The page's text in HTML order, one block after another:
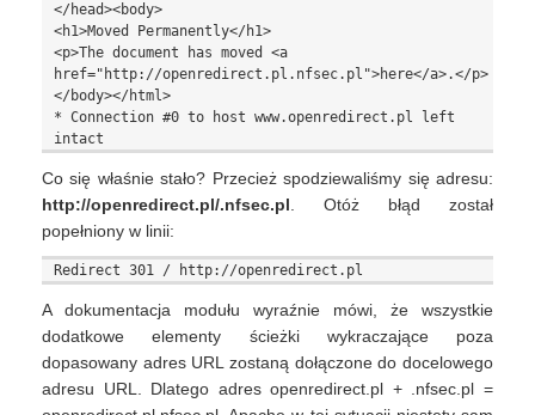
</head><body>
<h1>Moved Permanently</h1>
<p>The document has moved <a
href="http://openredirect.pl.nfsec.pl">here</a>.</p>
</body></html>
* Connection #0 to host www.openredirect.pl left
Co się właśnie stało? Przecież spodziewaliśmy się adresu:
http://openredirect.pl/.nfsec.pl . Otóż błąd został
popełniony w linii:
A dokumentacja modułu wyraźnie mówi, że wszystkie
dodatkowe elementy ścieżki wykraczające poza
dopasowany adres URL zostaną dołączone do docelowego
adresu URL. Dlatego adres openredirect.pl + .nfsec.pl =